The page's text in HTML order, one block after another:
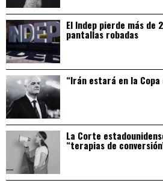
El Indep pierde más de
pantallas robadas
“Irán estará en la
La Corte
“terapias de